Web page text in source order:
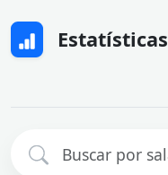
Estatísticas